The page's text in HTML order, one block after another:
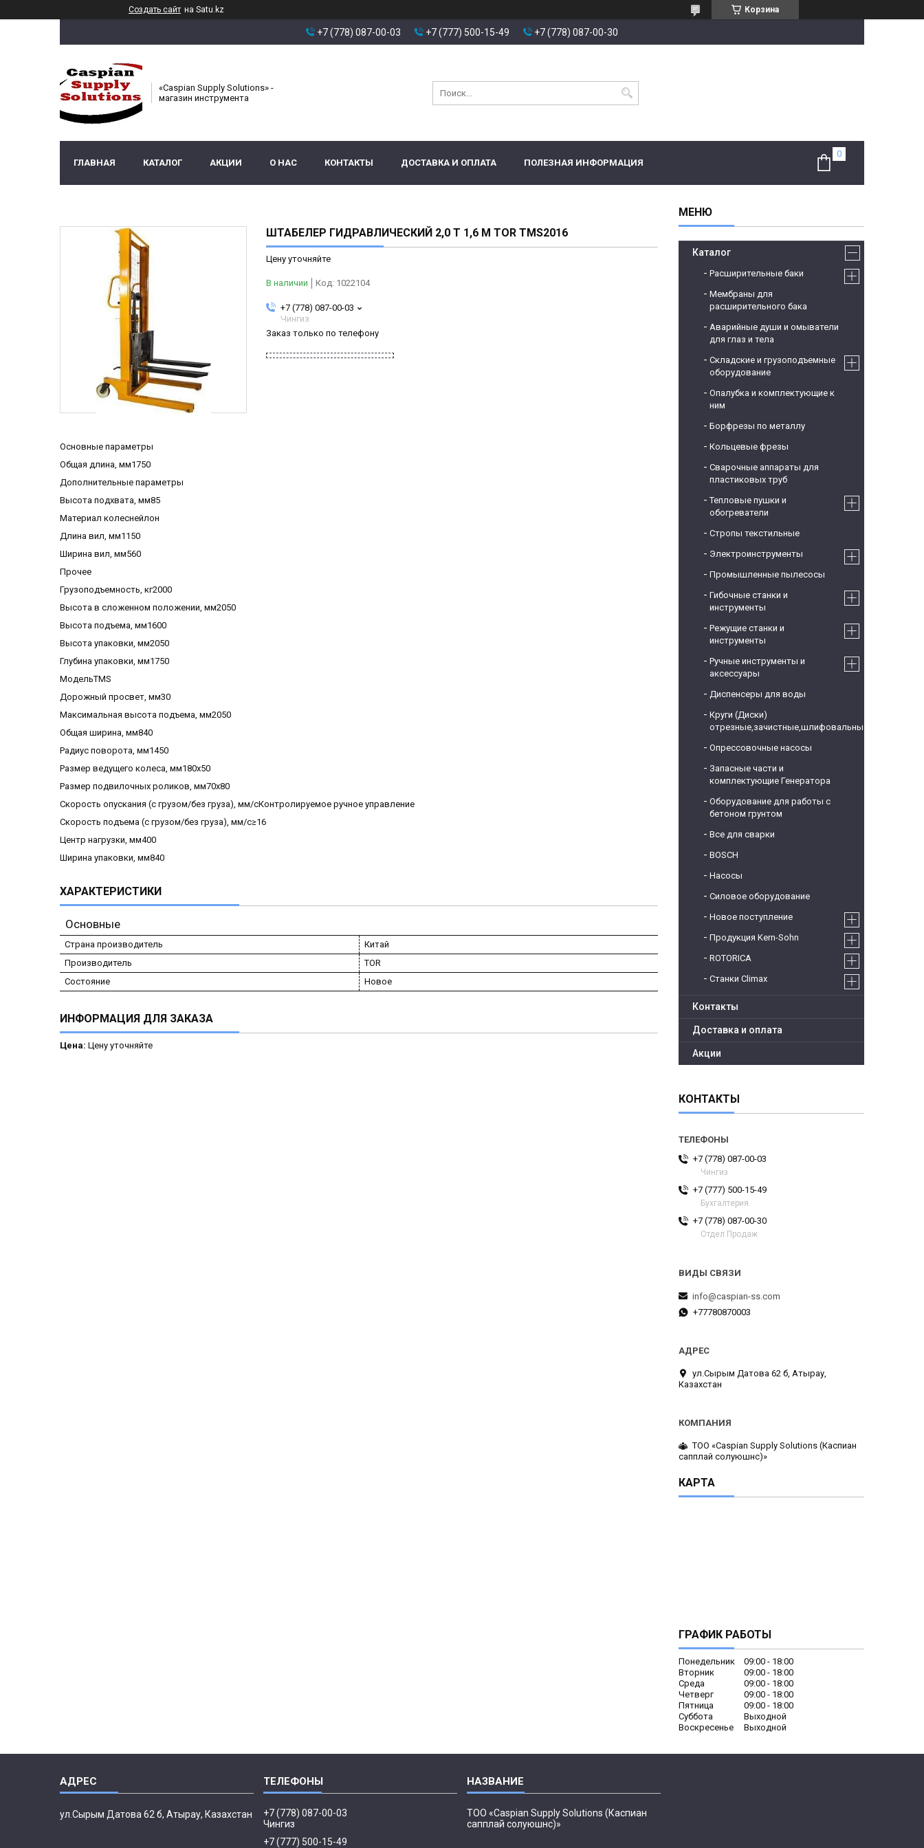
Создать сайт на Satu.kz Корзина
+7 (778) 087-00-03 +7 (777) 500-15-49 +7 (778) 087-00-30
«Caspian Supply Solutions» -
магазин инструмента
ГЛАВНАЯ КАТАЛОГ АКЦИИ О НАС КОНТАКТЫ ДОСТАВКА И ОПЛАТА ПОЛЕЗНАЯ ИНФОРМАЦИЯ
ШТАБЕЛЕР ГИДРАВЛИЧЕСКИЙ 2,0 Т 1,6 М TOR TMS2016
Цену уточняйте
В наличии Код: 1022104
+7 (778) 087-00-03
Чингиз
Заказ только по телефону
Основные параметры
Общая длина, мм1750
Дополнительные параметры
Высота подхвата, мм85
Материал колеснейлон
Длина вил, мм1150
Ширина вил, мм560
Прочее
Грузоподъемность, кг2000
Высота в сложенном положении, мм2050
Высота подъема, мм1600
Высота упаковки, мм2050
Глубина упаковки, мм1750
МодельTMS
Дорожный просвет, мм30
Максимальная высота подъема, мм2050
Общая ширина, мм840
Радиус поворота, мм1450
Размер ведущего колеса, мм180х50
Размер подвилочных роликов, мм70х80
Скорость опускания (с грузом/без груза), мм/сКонтролируемое ручное управление
Скорость подъема (с грузом/без груза), мм/с≥16
Центр нагрузки, мм400
Ширина упаковки, мм840
ХАРАКТЕРИСТИКИ
Основные
Страна производитель
Китай
Производитель
TOR
Состояние
Новое
ИНФОРМАЦИЯ ДЛЯ ЗАКАЗА
Цена: Цену уточняйте
Каталог
Расширительные баки
Мембраны для
расширительного бака
Аварийные души и омыватели
для глаз и тела
Складские и грузоподъемные
оборудование
Опалубка и комплектующие к
ним
Борфрезы по металлу
Кольцевые фрезы
Сварочные аппараты для
пластиковых труб
Тепловые пушки и
обогреватели
Стропы текстильные
Электроинструменты
Промышленные пылесосы
Гибочные станки и
инструменты
Режущие станки и
инструменты
Ручные инструменты и
аксессуары
Диспенсеры для воды
Круги (Диски)
отрезные,зачистные,шлифовальные
Опрессовочные насосы
Запасные части и
комплектующие Генератора
Оборудование для работы с
бетоном грунтом
Все для сварки
BOSCH
Насосы
Силовое оборудование
Новое поступление
Продукция Kern-Sohn
ROTORICA
Станки Climax
Контакты
Доставка и оплата
Акции
КОНТАКТЫ
+7 (778) 087-00-03
Чингиз
+7 (777) 500-15-49
Бухгалтерия
+7 (778) 087-00-30
Отдел Продаж
info@caspian-ss.com
+77780870003
ул.Сырым Датова 62 б, Атырау,
Казахстан
ТОО «Caspian Supply Solutions (Каспиан
сапплай солуюшнс)»
КАРТА
ГРАФИК РАБОТЫ
Понедельник 09:00
18:00
Вторник
09:00
18:00
Среда
09:00
18:00
Четверг
09:00
18:00
Пятница
09:00
18:00
Суббота
Выходной
Воскресенье
Выходной
ул.Сырым Датова 62 б, Атырау, Казахстан
+7 (778) 087-00-03
Чингиз
+7 (777) 500-15-49
ТОО «Caspian Supply Solutions (Каспиан
сапплай солуюшнс)»